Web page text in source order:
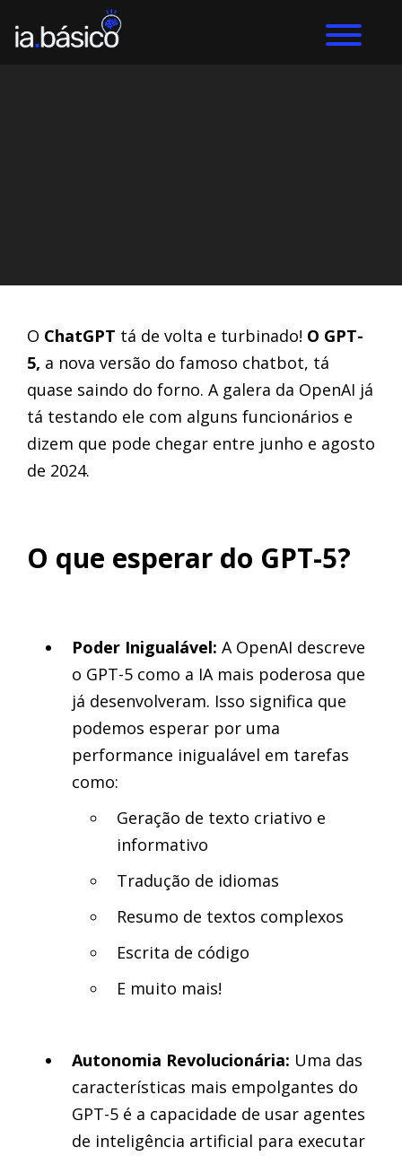
O ChatGPT tá de volta e turbinado! O GPT-
5, a nova versão do famoso chatbot, tá
quase saindo do forno. A galera da OpenAI já
tá testando ele com alguns funcionários e
dizem que pode chegar entre junho e agosto
de 2024.
O que esperar do GPT-5?
Poder Inigualável: A OpenAI descreve
o GPT-5 como a IA mais poderosa que
já desenvolveram. Isso significa que
podemos esperar por uma
performance inigualável em tarefas
como:
Geração de texto criativo e
informativo
Tradução de idiomas
Resumo de textos complexos
Escrita de código
E muito mais!
Autonomia Revolucionária: Uma das
características mais empolgantes do
GPT-5 é a capacidade de usar agentes
de inteligência artificial para executar